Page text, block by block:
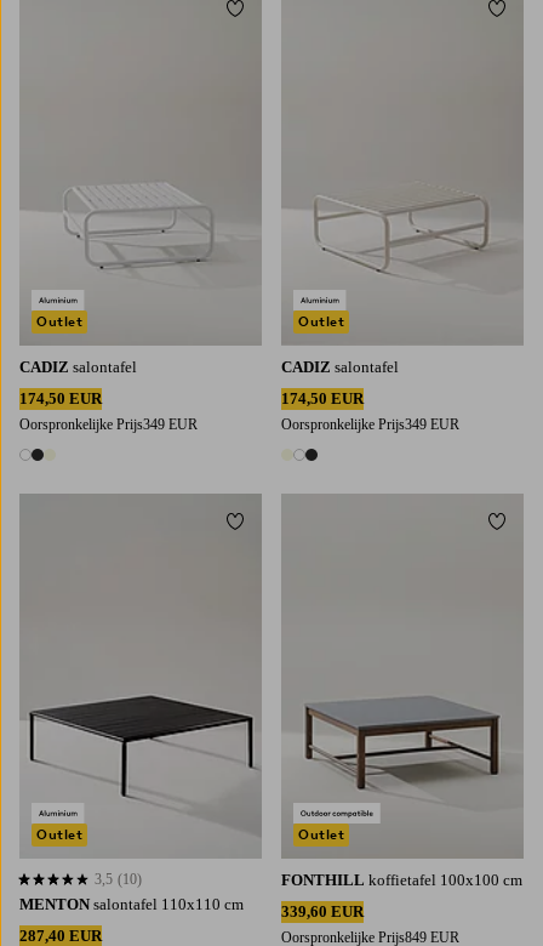
CADIZ salontafel
174,50 EUR
Oorspronkelijke Prijs349 EUR
3 kleuren
Outlet
Toevoegen aan favorieten
CADIZ salontafel
174,50 EUR
Oorspronkelijke Prijs349 EUR
3 kleuren
Outlet
MENTON salontafel 110x110 cm
287,40 EUR
3,5 op basis van 10 beoordelingen
3,5 (10)
Outlet
Toevoegen aan favorieten
FONTHILL koffietafel 100x100 cm
339,60 EUR
Oorspronkelijke Prijs849 EUR
Outlet